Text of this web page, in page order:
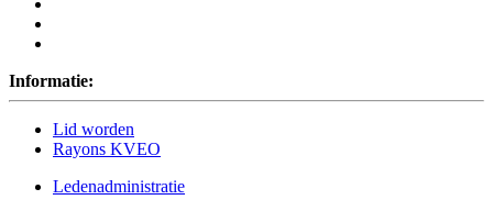
Informatie:
Lid worden
Rayons KVEO
Ledenadministratie